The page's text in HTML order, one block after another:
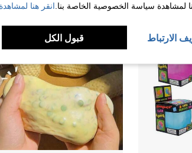
لمشاهدة سياسة الخصوصية الخاصة بنا. انقر هنا
الارتباط قبول الكل